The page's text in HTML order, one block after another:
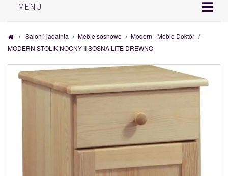
MENU
/ Salon i jadalnia / Meble sosnowe / Modern - Meble Doktór /
MODERN STOLIK NOCNY II SOSNA LITE DREWNO